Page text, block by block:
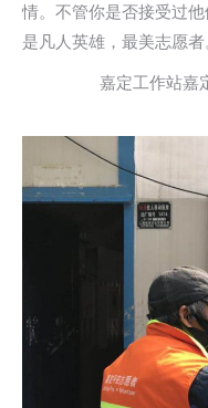
情。不管你是否接受过
是凡人英雄，最美志愿者
嘉定工作站嘉